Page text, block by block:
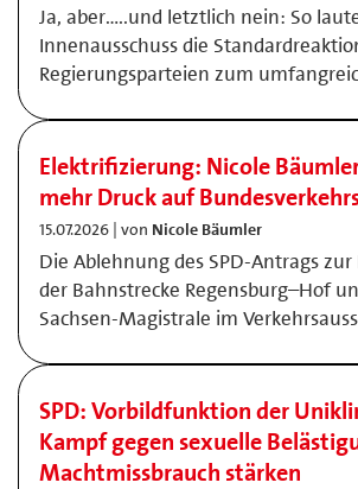
Ja, aber…..und letztlich nein: So
Innenausschuss die
Regierungsparteien zum
Elektrifizierung: Nicole
mehr Druck auf
15.07.2026 | von Nicole Bäumler
Die Ablehnung des SPD-Antrags
der Bahnstrecke Regensburg–Hof
Sachsen-Magistrale im
SPD: Vorbildfunktion der
Kampf gegen sexuelle
Machtmissbrauch stärken